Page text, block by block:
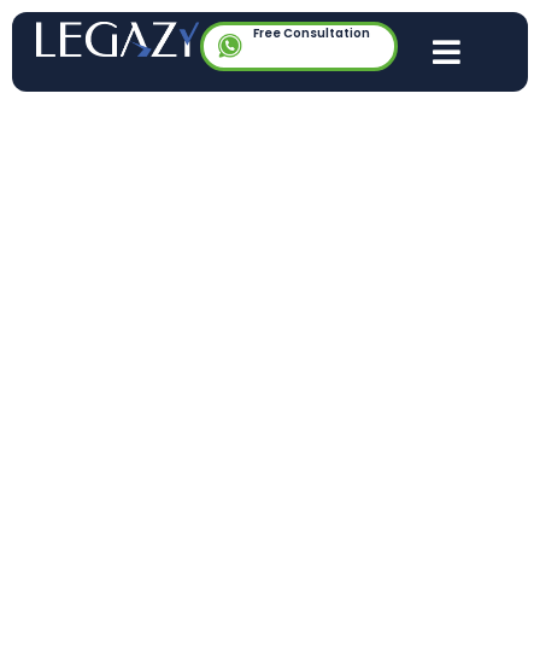
Free Consultation